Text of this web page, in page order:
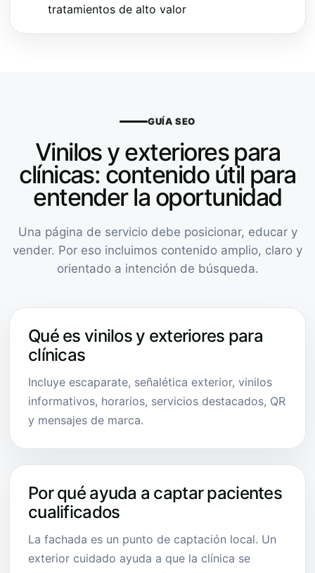
tratamientos de alto valor
GUÍA SEO
Vinilos y exteriores para
clínicas: contenido útil para
entender la oportunidad
Una página de servicio debe posicionar, educar y
vender. Por eso incluimos contenido amplio, claro y
orientado a intención de búsqueda.
Qué es vinilos y exteriores para
clínicas
Incluye escaparate, señalética exterior, vinilos
informativos, horarios, servicios destacados, QR
y mensajes de marca.
Por qué ayuda a captar pacientes
cualificados
La fachada es un punto de captación local. Un
exterior cuidado ayuda a que la clínica se